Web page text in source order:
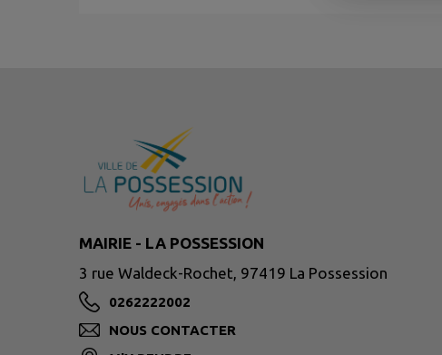
MAIRIE - LA POSSESSION
3 rue Waldeck-Rochet, 97419 La Possession
0262222002
NOUS CONTACTER